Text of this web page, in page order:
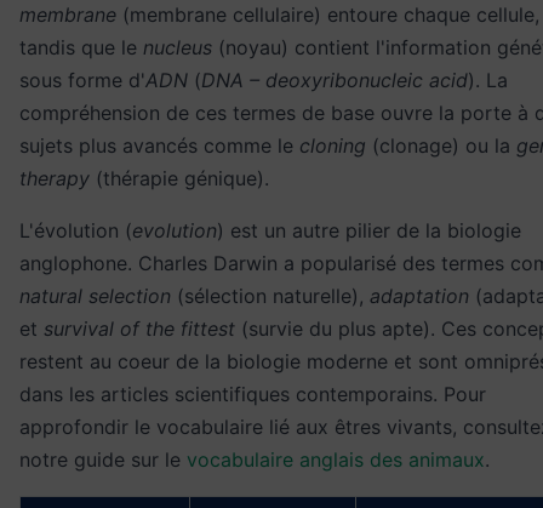
membrane (membrane cellulaire) entoure chaque cellule,
tandis que le nucleus (noyau) contient l'information
sous forme d'ADN (DNA – deoxyribonucleic acid). La
compréhension de ces termes de base ouvre la porte à
sujets plus avancés comme le cloning (clonage) ou la
therapy (thérapie génique).
L'évolution (evolution) est un autre pilier de la biologie
anglophone. Charles Darwin a popularisé des termes
natural selection (sélection naturelle), adaptation
et survival of the fittest (survie du plus apte). Ces
restent au coeur de la biologie moderne et sont
dans les articles scientifiques contemporains. Pour
approfondir le vocabulaire lié aux êtres vivants,
notre guide sur le vocabulaire anglais des animaux.